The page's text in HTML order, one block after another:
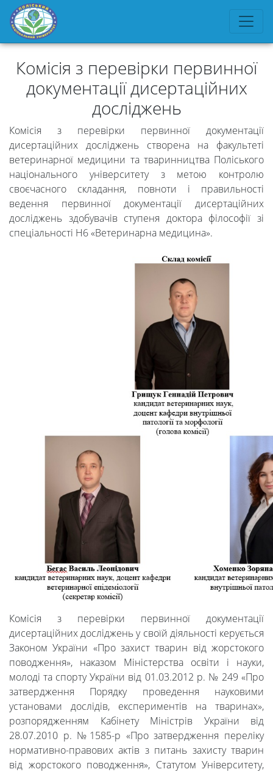
Комісія з перевірки первинної
документації дисертаційних
досліджень
Комісія з перевірки первинної документації
дисертаційних досліджень створена на факультеті
ветеринарної медицини та тваринництва Поліського
національного університету з метою контролю
своєчасного складання, повноти і правильності
ведення первинної документації дисертаційних
досліджень здобувачів ступеня доктора філософії зі
спеціальності Н6 «Ветеринарна медицина».
Комісія з перевірки первинної документації
дисертаційних досліджень у своїй діяльності керується
Законом України «Про захист тварин від жорстокого
поводження», наказом Міністерства освіти і науки,
молоді та спорту України від 01.03.2012 р. № 249 «Про
затвердження Порядку проведення науковими
установами дослідів, експериментів на тваринах»,
розпорядженням Кабінету Міністрів України від
28.07.2010 р. №1585-р «Про затвердження переліку
нормативно-правових актів з питань захисту тварин
від жорстокого поводження», Статутом Університету,